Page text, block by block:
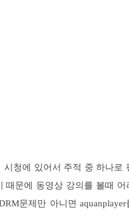
시청에 있어서 주적 중 하나로
때문에 동영상 강의를 볼때 어
문제만 아니면 aquanplayer